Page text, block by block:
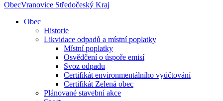
ObecVranovice Středočeský Kraj
Obec
Historie
Likvidace odpadů a místní poplatky
Místní poplatky
Osvědčení o úspoře emisí
Svoz odpadu
Certifikát environmentálního vyúčtování
Certifikát Zelená obec
Plánované stavební akce